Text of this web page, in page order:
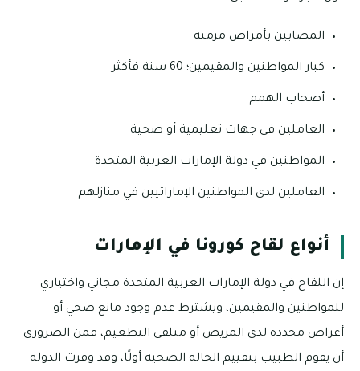
المصابين بأمراض مزمنة
كبار المواطنين والمقيمين؛ 60 سنة فأكثر
أصحاب الهمم
العاملين في جهات تعليمية أو صحية
المواطنين في دولة الإمارات العربية المتحدة
العاملين لدى المواطنين الإماراتيين في منازلهم
أنواع لقاح كورونا في الإمارات
إن اللقاح في دولة الإمارات العربية المتحدة مجاني واختياري
للمواطنين والمقيمين، ويشترط عدم وجود مانع صحي أو
أعراض محددة لدى المريض أو متلقي التطعيم، فمن الضروري
أن يقوم الطبيب بتقييم الحالة الصحية أولًا، وقد وفرت الدولة